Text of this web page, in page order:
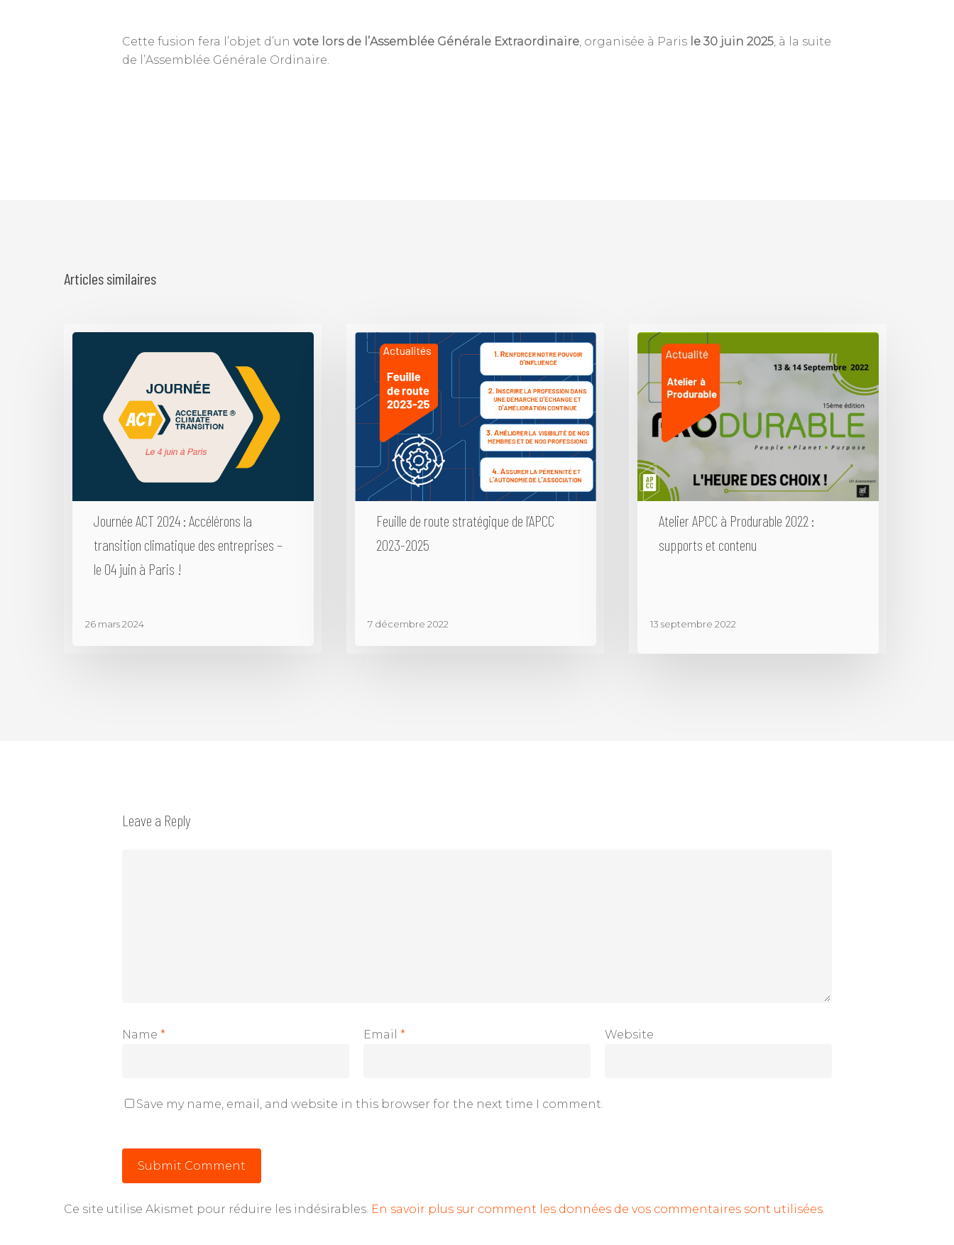
Cette fusion fera l’objet d’un vote lors de l’Assemblée Générale Extraordinaire, organisée à Paris le 30 juin 2025, à la suite
de l’Assemblée Générale Ordinaire.
Articles similaires
Journée ACT 2024 : Accélérons la
transition climatique des entreprises –
le 04 juin à Paris !
26 mars 2024
Feuille de route stratégique de l’APCC
2023-2025
7 décembre 2022
Atelier APCC à Produrable 2022 :
supports et contenu
13 septembre 2022
Leave a Reply
Name * Email * Website
Save my name, email, and website in this browser for the next time I comment.
Ce site utilise Akismet pour réduire les indésirables. En savoir plus sur comment les données de vos commentaires sont utilisées